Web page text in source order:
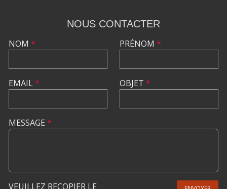
NOUS CONTACTER
NOM *
EMAIL*
PRÉNOM *
OBJET *
MESSAGE *
VEUILLEZ RECOPIER LE